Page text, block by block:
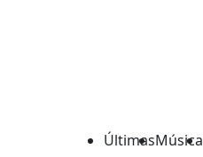
ÚltimasMúsica